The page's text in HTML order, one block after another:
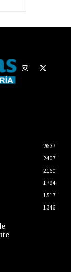
2637
2407
2160
1794
1517
1346